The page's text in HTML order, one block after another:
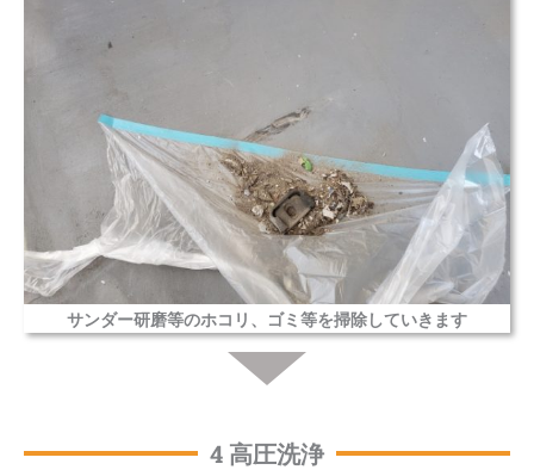
サンダー研磨等のホコリ、ゴミ等を掃除していきます
4 高圧洗浄